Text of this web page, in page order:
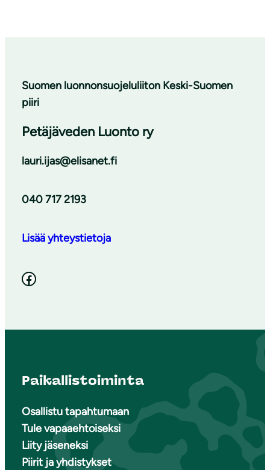
Suomen luonnonsuojeluliiton Keski-Suomen
piiri
Petäjäveden Luonto ry
lauri.ijas@elisanet.fi
040 717 2193
Lisää yhteystietoja
Facebook
Paikallistoiminta
Osallistu tapahtumaan
Tule vapaaehtoiseksi
Liity jäseneksi
Piirit ja yhdistykset